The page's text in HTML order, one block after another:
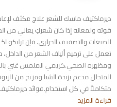
ديرماكتيف ماسك للشعر علاج مكثف
قوته ولمعانه إذا كان شعركِ يعاني من
الصبغات والتصفيف الحراري، فإن
تعمل على ترميم ألياف الشعر من
ومظهره الصحي.كريمي الملمس غني
المتحلل مدعم بزبدة الشيا ومزيج من
متكاملاً في كل استخدام.فوائد
قراءة المزيد